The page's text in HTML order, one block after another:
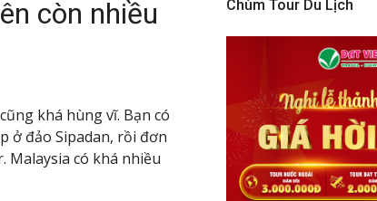
còn nhiều
khá hùng vĩ. Bạn có
ở đảo Sipadan, rồi đơn
có khá nhiều
Chùm Tour Du Lịch